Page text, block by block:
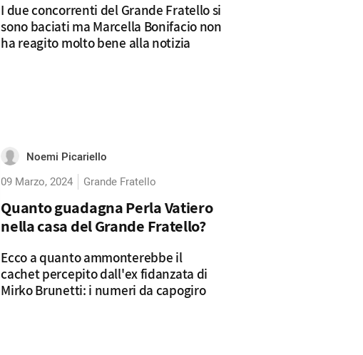
I due concorrenti del Grande Fratello si
sono baciati ma Marcella Bonifacio non
ha reagito molto bene alla notizia
Noemi Picariello
09 Marzo, 2024
Grande Fratello
Quanto guadagna Perla Vatiero
nella casa del Grande Fratello?
Ecco a quanto ammonterebbe il
cachet percepito dall'ex fidanzata di
Mirko Brunetti: i numeri da capogiro